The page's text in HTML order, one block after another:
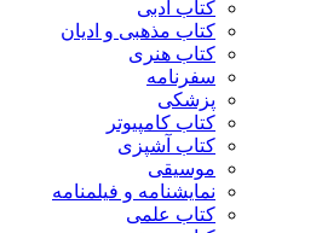
کتاب ادبی
کتاب مذهبی و ادیان
کتاب هنری
سفرنامه
پزشکی
کتاب کامپیوتر
کتاب آشپزی
موسیقی
نمایشنامه و فیلمنامه
کتاب علمی